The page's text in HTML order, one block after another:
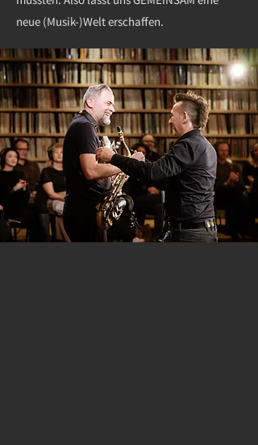
neue (Musik-)Welt erschaffen.